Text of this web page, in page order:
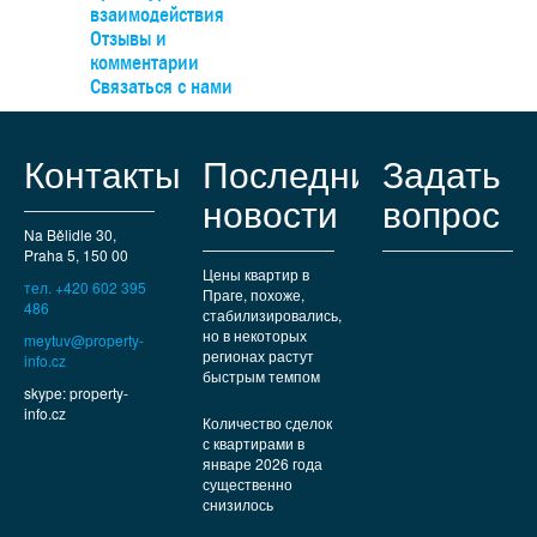
2+КК. По периметру объекта установлены камеры
наблюдения и охранная сигнализация. Рядом
участок площадью 1800 м2, который взят в аренду у
католической церкви (договор можно продлить).
взаимодействия
Отзывы и
комментарии
Связаться с нами
Контакты
Na Bělidle 30,
Praha 5, 150 00
тел. +420 602 395
486
meytuv@property-
info.cz
skype: property-
info.cz
Последние
новости
Цены квартир в
Праге, похоже,
стабилизировались,
но в некоторых
регионах растут
быстрым темпом
Количество сделок
с квартирами в
январе 2026 года
существенно
снизилось
Задать
вопрос